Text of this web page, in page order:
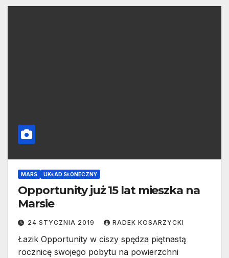
MARS UKŁAD SŁONECZNY
Opportunity już 15 lat mieszka na
Marsie
24 STYCZNIA 2019 RADEK KOSARZYCKI
Łazik Opportunity w ciszy spędza piętnastą
rocznicę swojego pobytu na powierzchni